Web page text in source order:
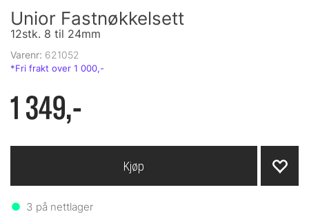
Unior Fastnøkkelsett
12stk. 8 til 24mm
Varenr: 621052
1 349,-
3 på nettlager
Kjøp